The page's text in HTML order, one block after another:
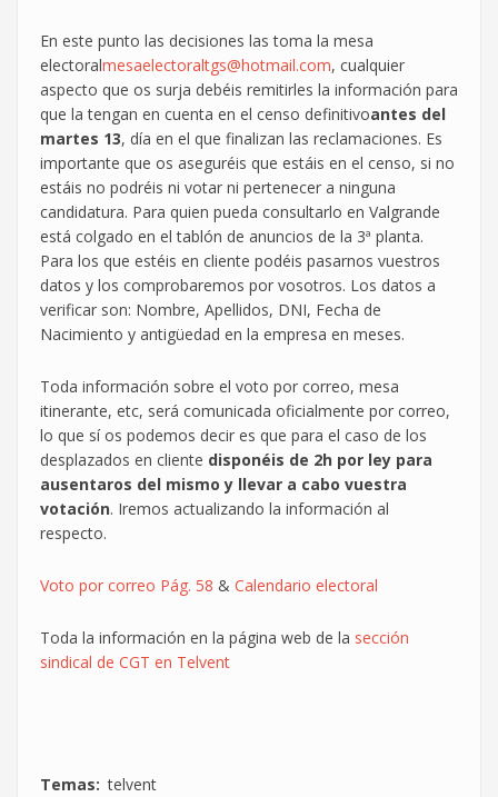
En este punto las decisiones las toma la mesa
electoralmesaelectoraltgs@hotmail.com, cualquier
aspecto que os surja debéis remitirles la información para
que la tengan en cuenta en el censo definitivoantes del
martes 13, día en el que finalizan las reclamaciones. Es
importante que os aseguréis que estáis en el censo, si no
estáis no podréis ni votar ni pertenecer a ninguna
candidatura. Para quien pueda consultarlo en Valgrande
está colgado en el tablón de anuncios de la 3ª planta.
Para los que estéis en cliente podéis pasarnos vuestros
datos y los comprobaremos por vosotros. Los datos a
verificar son: Nombre, Apellidos, DNI, Fecha de
Nacimiento y antigüedad en la empresa en meses.
Toda información sobre el voto por correo, mesa
itinerante, etc, será comunicada oficialmente por correo,
lo que sí os podemos decir es que para el caso de los
desplazados en cliente disponéis de 2h por ley para
ausentaros del mismo y llevar a cabo vuestra
votación. Iremos actualizando la información al
respecto.
Voto por correo Pág. 58 & Calendario electoral
Toda la información en la página web de la sección
sindical de CGT en Telvent
Temas
telvent